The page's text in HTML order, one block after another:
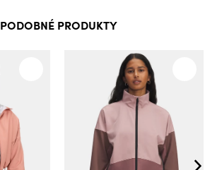
PODOBNÉ PRODUKTY